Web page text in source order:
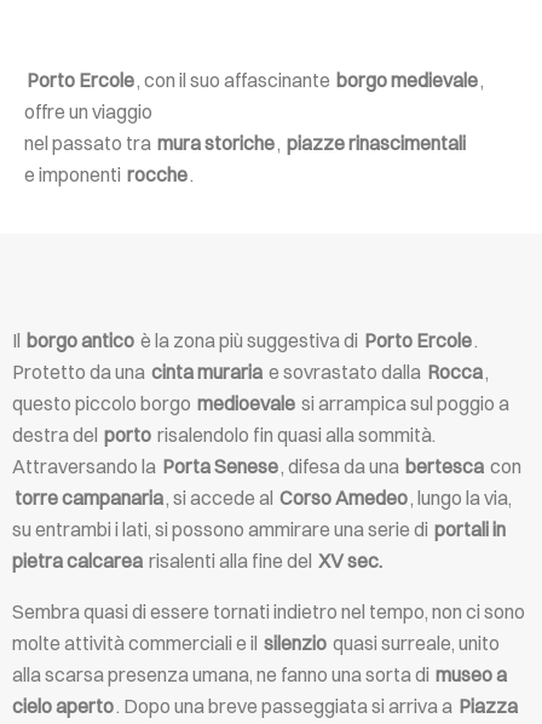
Porto Ercole, con il suo affascinante borgo medievale,
offre un viaggio
nel passato tra mura storiche, piazze rinascimentali
e imponenti rocche.
Il borgo antico è la zona più suggestiva di Porto Ercole.
Protetto da una cinta muraria e sovrastato dalla Rocca,
questo piccolo borgo medioevale si arrampica sul poggio a
destra del porto risalendolo fin quasi alla sommità.
Attraversando la Porta Senese, difesa da una bertesca con
torre campanaria, si accede al Corso Amedeo, lungo la via,
su entrambi i lati, si possono ammirare una serie di portali in
pietra calcarea risalenti alla fine del XV sec.
Sembra quasi di essere tornati indietro nel tempo, non ci sono
molte attività commerciali e il silenzio quasi surreale, unito
alla scarsa presenza umana, ne fanno una sorta di museo a
cielo aperto. Dopo una breve passeggiata si arriva a Piazza